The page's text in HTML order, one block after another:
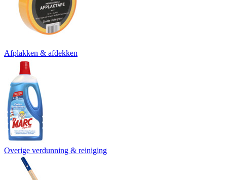
Afplakken & afdekken
Overige verdunning & reiniging